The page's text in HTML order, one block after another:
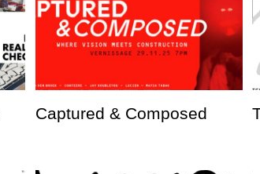
Captured & Composed